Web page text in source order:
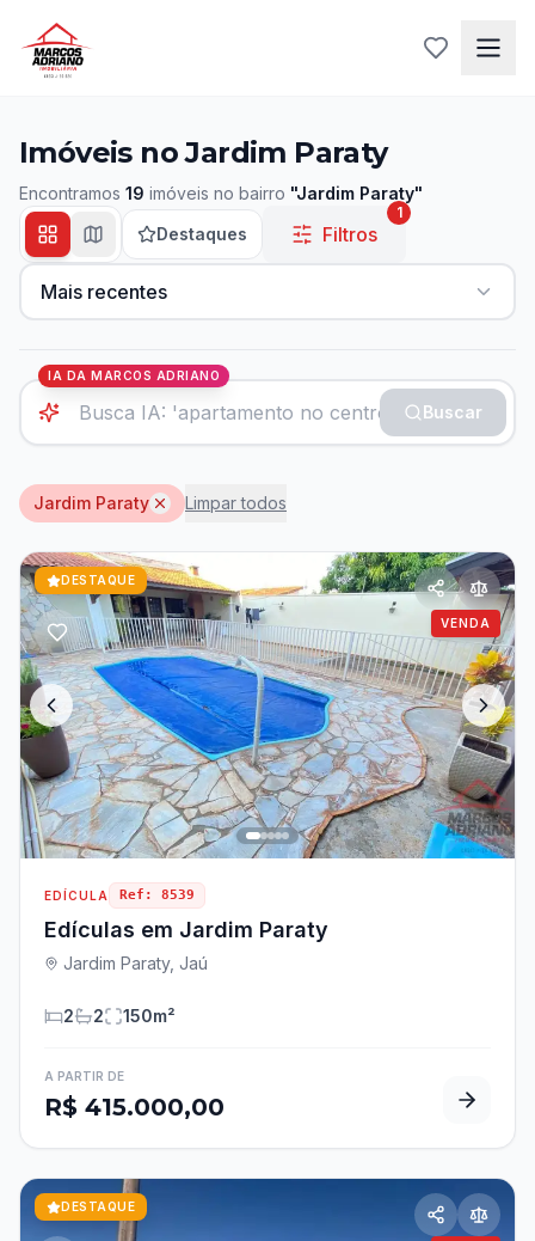
Imóveis no Jardim Paraty
Encontramos 19 imóveis no bairro "Jardim Paraty"
Destaques
Filtros
1
Mais recentes
Buscar
IA DA MARCOS ADRIANO
Jardim Paraty Limpar todos
DESTAQUE
VENDA
EDÍCULA Ref: 8539
Edículas em Jardim Paraty
Jardim Paraty, Jaú
2 2 150m²
A PARTIR DE
R$ 415.000,00
DESTAQUE